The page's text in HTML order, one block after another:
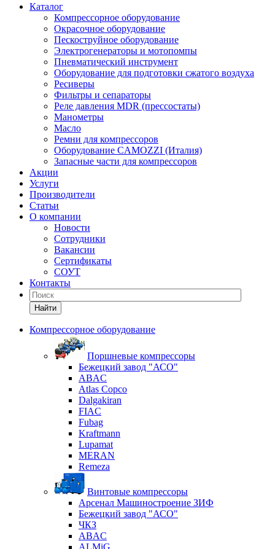
Каталог
Компрессорное оборудование
Окрасочное оборудование
Пескоструйное оборудование
Электрогенераторы и мотопомпы
Пневматический инструмент
Оборудование для подготовки сжатого воздуха
Ресиверы
Фильтры и сепараторы
Реле давления MDR (прессостаты)
Манометры
Масло
Ремни для компрессоров
Оборудование CAMOZZI (Италия)
Запасные части для компрессоров
Акции
Услуги
Производители
Статьи
О компании
Новости
Сотрудники
Вакансии
Сертификаты
СОУТ
Контакты
Найти
Компрессорное оборудование
Поршневые компрессоры
Бежецкий завод "АСО"
ABAC
Atlas Copco
Dalgakiran
FIAC
Fubag
Kraftmann
Lupamat
MERAN
Remeza
Винтовые компрессоры
Арсенал Машиностроение ЗИФ
Бежецкий завод "АСО"
ЧКЗ
ABAC
ALMiG